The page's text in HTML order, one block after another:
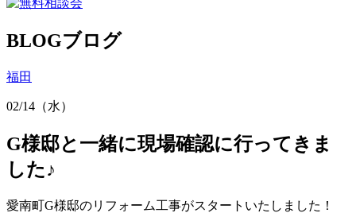
BLOGブログ
福田
02/14（水）
G様邸と一緒に現場確認に行ってきま
した♪
愛南町G様邸のリフォーム工事がスタートいたしました！